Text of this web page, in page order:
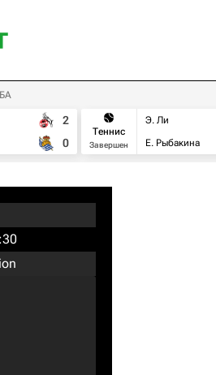
2
0
Теннис
Завершен
Э. Ли
Е. Рыбакина